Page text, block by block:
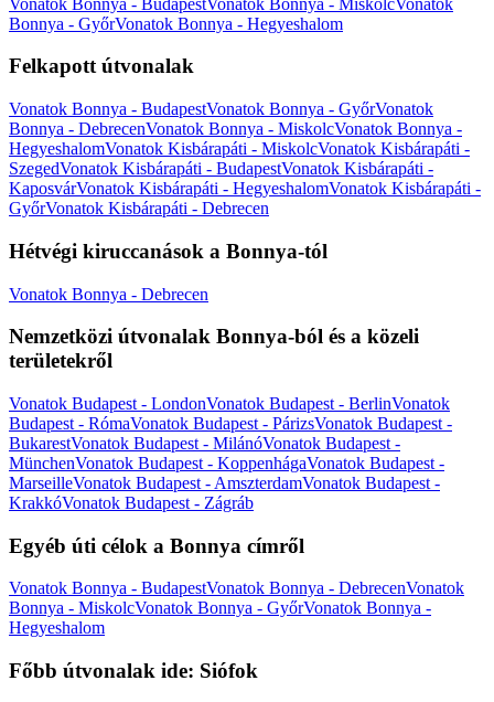
Bonnya - GyőrVonatok Bonnya - Hegyeshalom
Felkapott útvonalak
Vonatok Bonnya - BudapestVonatok Bonnya - GyőrVonatok
Bonnya - DebrecenVonatok Bonnya - MiskolcVonatok Bonnya -
HegyeshalomVonatok Kisbárapáti - MiskolcVonatok Kisbárapáti -
SzegedVonatok Kisbárapáti - BudapestVonatok Kisbárapáti -
KaposvárVonatok Kisbárapáti - HegyeshalomVonatok Kisbárapáti -
GyőrVonatok Kisbárapáti - Debrecen
Hétvégi kiruccanások a Bonnya-tól
Vonatok Bonnya - Debrecen
Nemzetközi útvonalak Bonnya-ból és a közeli
területekről
Vonatok Budapest - LondonVonatok Budapest - BerlinVonatok
Budapest - RómaVonatok Budapest - PárizsVonatok Budapest -
BukarestVonatok Budapest - MilánóVonatok Budapest -
MünchenVonatok Budapest - KoppenhágaVonatok Budapest -
MarseilleVonatok Budapest - AmszterdamVonatok Budapest -
KrakkóVonatok Budapest - Zágráb
Egyéb úti célok a Bonnya címről
Vonatok Bonnya - BudapestVonatok Bonnya - DebrecenVonatok
Bonnya - MiskolcVonatok Bonnya - GyőrVonatok Bonnya -
Hegyeshalom
Főbb útvonalak ide: Siófok